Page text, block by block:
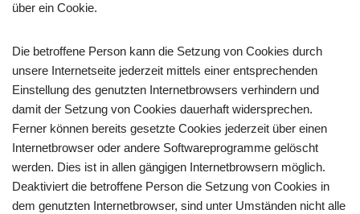
über ein Cookie.
Die betroffene Person kann die Setzung von Cookies durch
unsere Internetseite jederzeit mittels einer entsprechenden
Einstellung des genutzten Internetbrowsers verhindern und
damit der Setzung von Cookies dauerhaft widersprechen.
Ferner können bereits gesetzte Cookies jederzeit über einen
Internetbrowser oder andere Softwareprogramme gelöscht
werden. Dies ist in allen gängigen Internetbrowsern möglich.
Deaktiviert die betroffene Person die Setzung von Cookies in
dem genutzten Internetbrowser, sind unter Umständen nicht alle